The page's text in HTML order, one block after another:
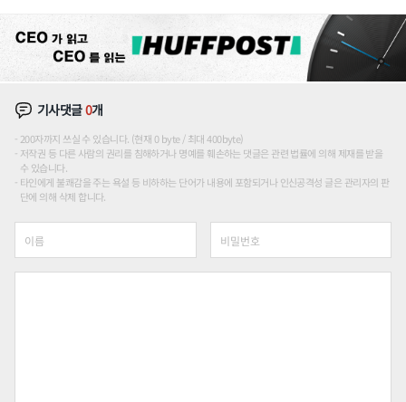
기사댓글0개
200자까지 쓰실 수 있습니다. (현재 0 byte / 최대 400byte)
저작권 등 다른 사람의 권리를 침해하거나 명예를 훼손하는 댓글은 관련 법률에 의해 제재를 받을
수 있습니다.
타인에게 불쾌감을 주는 욕설 등 비하하는 단어가 내용에 포함되거나 인신공격성 글은 관리자의 판
단에 의해 삭제 합니다.